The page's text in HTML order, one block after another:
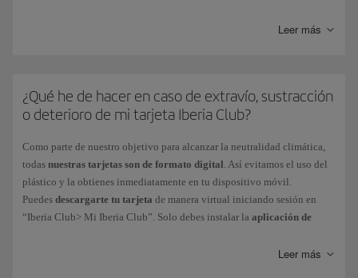
al volar en otrasLeer más
¿Qué he de hacer en caso de extravío, sustracción
o deterioro de mi tarjeta Iberia Club?
Como parte de nuestro objetivo para alcanzar la neutralidad climática,
todas nuestras tarjetas son de formato digital. Así evitamos el uso del
plástico y la obtienes inmediatamente en tu dispositivo móvil.
Puedes descargarte tu tarjeta de manera virtual iniciando sesión en
“Iberia Club> Mi Iberia Club”. Solo debes instalar la aplicación de
accederás también a funciones como reservas o check-in online.Leer más